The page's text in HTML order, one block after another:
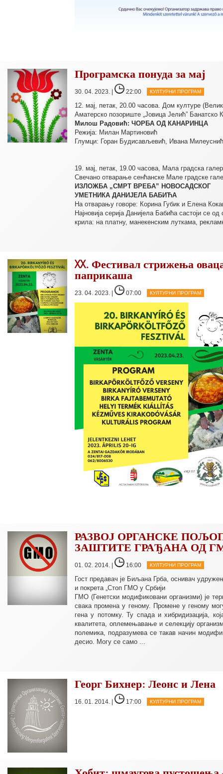
Програмска понуда за мај
30. 04. 2023. | 22:00 КУЛТУРНИ ПРОГРАМ
12. мај, петак, 20.00 часова. Дом културе
Аматерско позориште „Јовица Јелић” Банатско
Милош Радовић: ЧОРБА ОД КАНАРИНЦА
Режија: Милан Мартиновић
Глумци: Горан Будисављевић, Ивана
19. мај, петак, 19.00 часова, Мала градска
Свечано отварање сенћанске Мале градске
ИЗЛОЖБА „СМРТ ВРЕБА” НОВОСАДСКОГ
УМЕТНИКА ДАНИЈЕЛА БАБИЋА
На отварању говоре: Корина Губик и Елена
Најновија серија Данијела Бабића састоји се
крила: на платну, манекенским луткама,
XX. Фестивал стрижења
паприкаша
23. 04. 2023. | 07:00 КУЛТУРНИ ПРОГРАМ
РАЗВОЈ ОРГАНСКЕ
ЗАШТИТЕ ГРАЂАНА ОД
01. 02. 2014. | 16:00 КУЛТУРНИ ПРОГРАМ
Гост предавач је Биљана Грба, оснивач
и покрета „Стоп ГМО у Србији
ГМО (Генетски модификовани организми) је
свака промена у геному. Промене у геному
гена у потомку. Ту спада и хибридизација,
квалитета, оплемењавање и селекцију
полемика, подразумева се такав начин
десио. Могу се само ...
Георг Бихнер: Леонс и Лена
16. 01. 2014. | 17:00 КУЛТУРНИ ПРОГРАМ